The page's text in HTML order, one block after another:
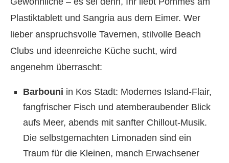
Plastiktablett und Sangria aus dem Eimer. Wer
lieber anspruchsvolle Tavernen, stilvolle Beach
Clubs und ideenreiche Küche sucht, wird
angenehm überrascht:
Barbouni in Kos Stadt: Modernes Island-Flair,
fangfrischer Fisch und atemberaubender Blick
aufs Meer, abends mit sanfter Chillout-Musik.
Die selbstgemachten Limonaden sind ein
Traum für die Kleinen, manch Erwachsener